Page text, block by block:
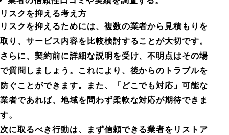
リスクを抑える考え方
リスクを抑えるためには、複数の業者から見積もりを
取り、サービス内容を比較検討することが大切です。
さらに、契約前に詳細な説明を受け、不明点はその場
で質問しましょう。これにより、後からのトラブルを
防ぐことができます。また、「どこでも対応」可能な
業者であれば、地域を問わず柔軟な対応が期待できま
す。
次に取るべき行動は、まず信頼できる業者をリストア